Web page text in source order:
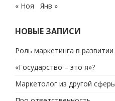
« Ноя Янв »
НОВЫЕ ЗАПИСИ
Роль маркетинга в развитии
«Государство – это я»?
Маркетолог из другой